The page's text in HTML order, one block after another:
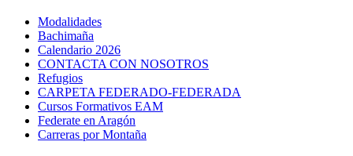
Modalidades
Bachimaña
Calendario 2026
CONTACTA CON NOSOTROS
Refugios
CARPETA FEDERADO-FEDERADA
Cursos Formativos EAM
Federate en Aragón
Carreras por Montaña